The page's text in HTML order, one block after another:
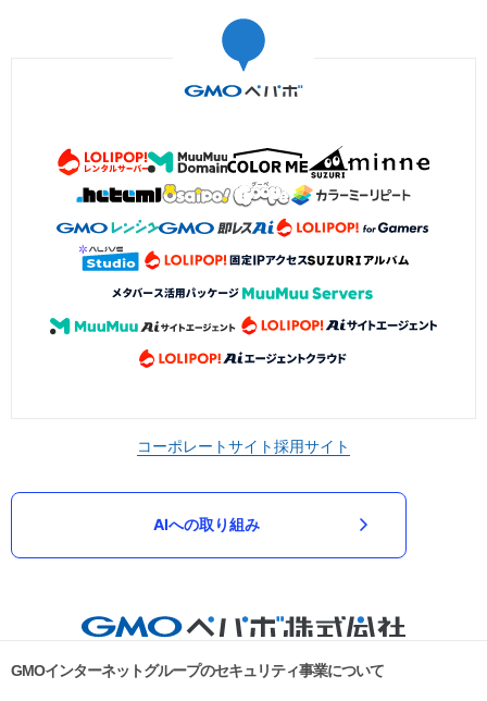
コーポレートサイト採用サイト
AIへの取り組み
GMOインターネットグループのセキュリティ事業について